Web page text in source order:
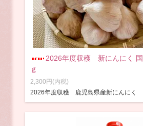
2026年度収穫 新にんにく
ｇ
2,300円(内税)
2026年度収穫 鹿児島県産新にんにく